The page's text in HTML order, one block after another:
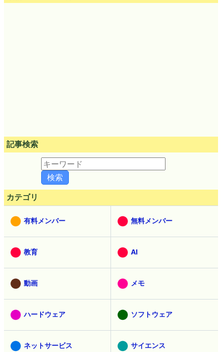
記事検索
カテゴリ
有料メンバー 無料メンバー
教育 AI
動画 メモ
ハードウェア ソフトウェア
ネットサービス サイエンス